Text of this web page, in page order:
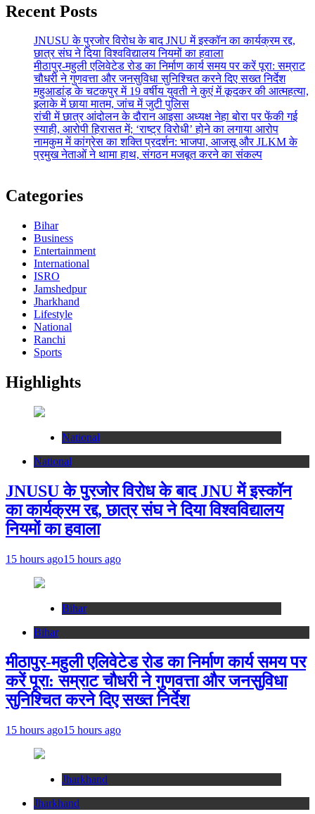
Recent Posts
JNUSU के पुरजोर विरोध के बाद JNU में इस्कॉन का कार्यक्रम रद्द,
छात्र संघ ने दिया विश्वविद्यालय नियमों का हवाला
मीठापुर-महुली एलिवेटेड रोड का निर्माण कार्य समय पर करें पूरा: सम्राट
चौधरी ने गुणवत्ता और जनसुविधा सुनिश्चित करने दिए सख्त निर्देश
महुआडांड़ के चटकपुर में 19 वर्षीय युवती ने कुएं में कूदकर की आत्महत्या,
इलाके में छाया मातम, जांच में जुटी पुलिस
रांची में छात्र आंदोलन के दौरान आइसा अध्यक्ष नेहा बोरा पर फेंकी गई
स्याही, आरोपी हिरासत में; ‘राष्ट्र विरोधी’ होने का लगाया आरोप
नामकुम में कांग्रेस का शक्ति प्रदर्शन: भाजपा, आजसू और JLKM के
प्रमुख नेताओं ने थामा हाथ, संगठन मजबूत करने का संकल्प
Categories
Bihar
Business
Entertainment
International
ISRO
Jamshedpur
Jharkhand
Lifestyle
National
Ranchi
Sports
Highlights
National
National
JNUSU के पुरजोर विरोध के बाद JNU में इस्कॉन
का कार्यक्रम रद्द, छात्र संघ ने दिया विश्वविद्यालय
नियमों का हवाला
15 hours ago15 hours ago
Bihar
Bihar
मीठापुर-महुली एलिवेटेड रोड का निर्माण कार्य समय पर
करें पूरा: सम्राट चौधरी ने गुणवत्ता और जनसुविधा
सुनिश्चित करने दिए सख्त निर्देश
15 hours ago15 hours ago
Jharkhand
Jharkhand